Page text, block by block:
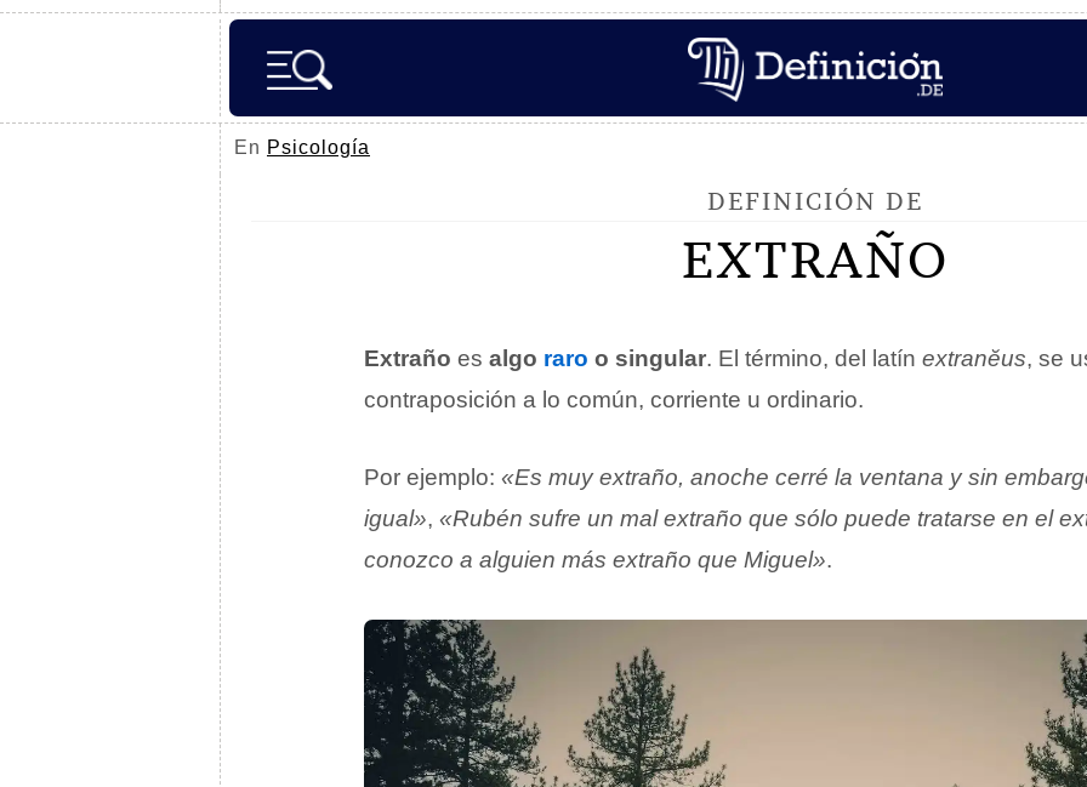
En Psicología
DEFINICIÓN DE
EXTRAÑO
Extraño es algo raro o singular. El término, del latín extranĕus, se
contraposición a lo común, corriente u ordinario.
Por ejemplo: «Es muy extraño, anoche cerré la ventana y sin
igual», «Rubén sufre un mal extraño que sólo puede tratarse en el
conozco a alguien más extraño que Miguel».